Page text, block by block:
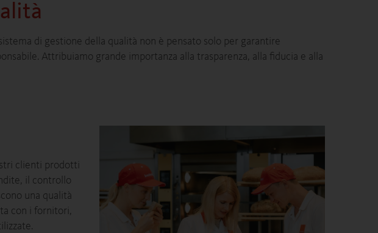
di gestione della qualità non è pensato solo per garantire
Attribuiamo grande importanza alla trasparenza, alla fiducia e alla
clienti prodotti
il controllo
una qualità
con i fornitori,